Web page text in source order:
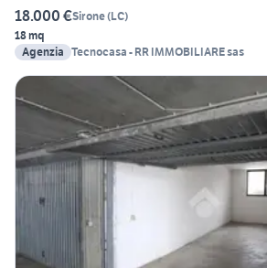
18.000 €Sirone(LC)
18 mq
Agenzia
Tecnocasa - RR IMMOBILIARE sas